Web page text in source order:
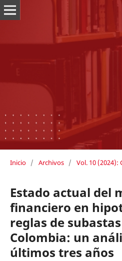
Inicio / Archivos / Vol. 10 (2024):
Estado actual del
financiero en
reglas de
Colombia: un
últimos tres años